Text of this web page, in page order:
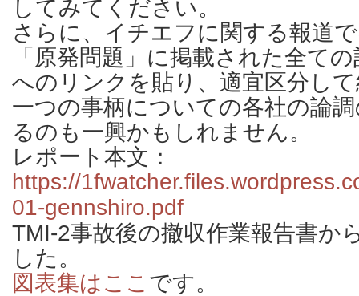
してみてください。
さらに、イチエフに関する報道
「原発問題」に掲載された全て
へのリンクを貼り、適宜区分し
一つの事柄についての各社の論
るのも一興かもしれません。
レポート本文：
https://
01-gennshiro.pdf
TMI-2事故後の撤収作業報告書か
した。
図表集はここ です。